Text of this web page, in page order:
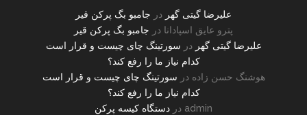
علیرضا گیتی گهر در جامبو بگ پرکن قیر
پترو عایق اسپادانا در جامبو بگ پرکن قیر
علیرضا گیتی گهر در سورتینگ چای چیست و قرار است
کدام نیاز ما را رفع کند؟
هوشنگ حسن زاده در سورتینگ چای چیست و قرار است
کدام نیاز ما را رفع کند؟
admin در دستگاه کیسه پرکن